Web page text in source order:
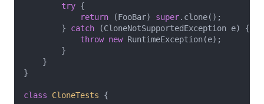
try {
return (FooBar) super.clone();
        }
catch (CloneNotSupportedException e) {
throw new RuntimeException(e);
        }
    }
}
class CloneTests {